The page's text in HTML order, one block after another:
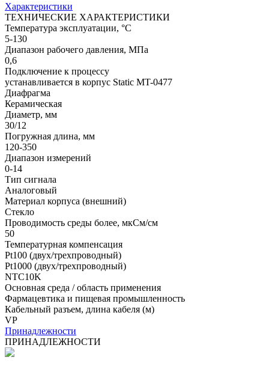
Характеристики
ТЕХНИЧЕСКИЕ ХАРАКТЕРИСТИКИ
Температура эксплуатации, °С
5-130
Диапазон рабочего давления, МПа
0,6
Подключение к процессу
устанавливается в корпус Static MT-0477
Диафрагма
Керамическая
Диаметр, мм
30/12
Погружная длина, мм
120-350
Диапазон измерений
0-14
Тип сигнала
Аналоговый
Материал корпуса (внешний)
Стекло
Проводимость среды более, мкСм/см
50
Температурная компенсация
Pt100 (двух/трехпроводный)
Pt1000 (двух/трехпроводный)
NTC10K
Основная среда / область применения
Фармацевтика и пищевая промышленность
Кабельный разъем, длина кабеля (м)
VP
Принадлежности
ПРИНАДЛЕЖНОСТИ